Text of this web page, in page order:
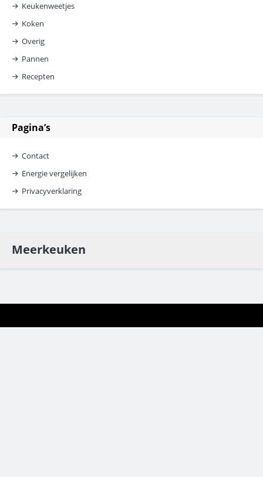
Keukenweetjes
Koken
Overig
Pannen
Recepten
Pagina’s
Contact
Energie vergelijken
Privacyverklaring
Meerkeuken